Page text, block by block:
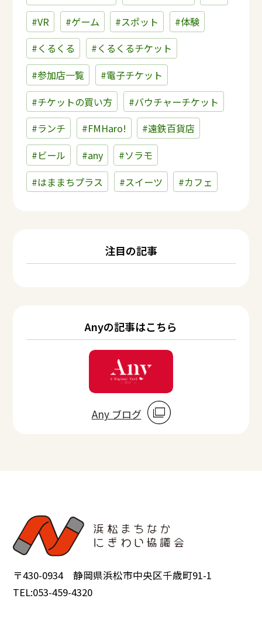
#VR
#ゲーム #スポット
#体験
#くるくる
#くるくるチケット
#参加店一覧
#電子チケット
#チケットの買い方
#バウチャーチケット
#ランチ
#FMHaro!
#遠鉄百貨店
#ビール
#any
#ソラモ
#はままちプラス
#スイーツ #カフェ
注目の記事
Anyの記事はこちら
Any ブログ
〒430-0934 静岡県浜松市中央区千歳町91-1
TEL:053-459-4320